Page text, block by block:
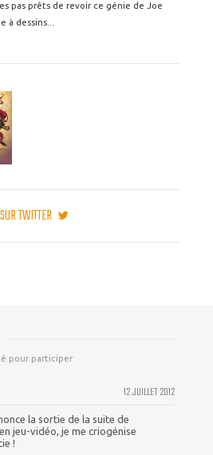
pas prêts de revoir ce génie de Joe
à dessins...
TWITTER
pour participer
12 JUILLET 2012
la sortie de la suite de
jeu-vidéo, je me criogénise
!